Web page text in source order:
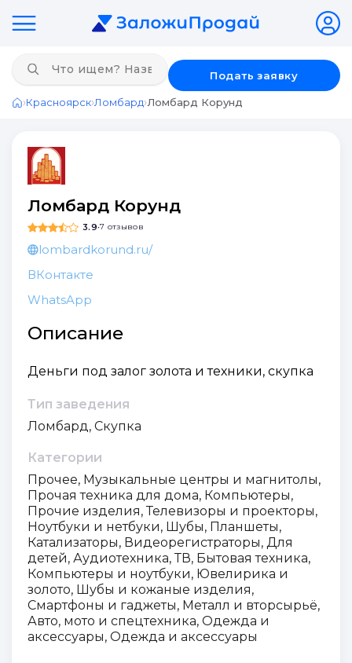
Подать заявку
Главная
›Красноярск›Ломбард›Ломбард Корунд
Ломбард Корунд
3.9•7 отзывов
lombardkorund.ru/
ВКонтакте
WhatsApp
Описание
Деньги под залог золота и техники, скупка
Тип заведения
Ломбард, Скупка
Категории
Прочее, Музыкальные центры и магнитолы,
Прочая техника для дома, Компьютеры,
Прочие изделия, Телевизоры и проекторы,
Ноутбуки и нетбуки, Шубы, Планшеты,
Катализаторы, Видеорегистраторы, Для
детей, Аудиотехника, ТВ, Бытовая техника,
Компьютеры и ноутбуки, Ювелирика и
золото, Шубы и кожаные изделия,
Смартфоны и гаджеты, Металл и вторсырьё,
Авто, мото и спецтехника, Одежда и
аксессуары, Одежда и аксессуары